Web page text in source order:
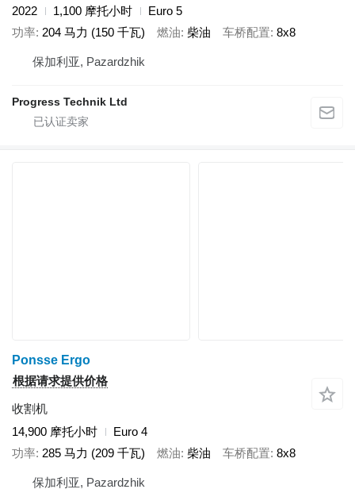
2022
1,100 摩托小时
Euro 5
功率 204 马力 (150 千瓦) 燃油 柴油 车桥配置 8x8
保加利亚, Pazardzhik
Progress Technik Ltd
Ponsse Ergo
根据请求提供价格
收割机
14,900 摩托小时
Euro 4
功率 285 马力 (209 千瓦) 燃油 柴油 车桥配置 8x8
保加利亚, Pazardzhik